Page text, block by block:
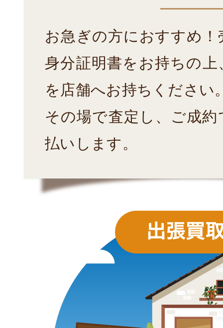
お急ぎの方におすすめ！
身分証明書をお持ちの
を店舗へお持ちください
その場で査定し、ご成
払いします。